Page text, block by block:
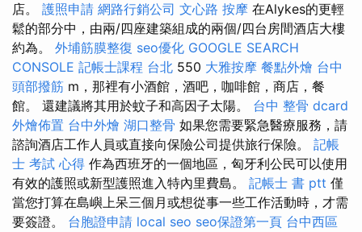
店。 護照申請 網路行銷公司 文心路 按摩 在Alykes的更輕
鬆的部分中，由兩/四座建築組成的兩個/四台房間酒店大樓
約為。 外埔筋膜整復 seo優化 GOOGLE SEARCH
CONSOLE 記帳士課程 台北 550 大雅按摩 餐點外燴 台中
頭部撥筋 m，那裡有小酒館，酒吧，咖啡館，商店，餐
館。 還建議將其用於蚊子和高因子太陽。 台中 整骨 dcard
外燴佈置 台中外燴 湖口整骨 如果您需要緊急醫療服務，請
諮詢酒店工作人員或直接向保險公司提供旅行保險。 記帳
士 考試 心得 作為西班牙的一個地區，匈牙利公民可以使用
有效的護照或新型護照進入特內里費島。 記帳士 書 ptt 僅
當您打算在島嶼上呆三個月或想從事一些工作活動時，才需
要簽證。 台胞證申請 local seo seo保證第一頁 台中西區